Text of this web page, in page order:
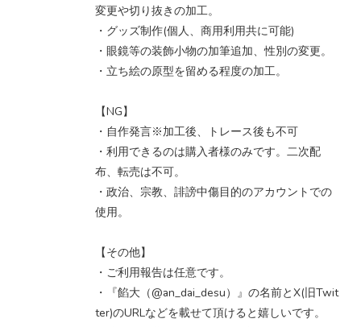
変更や切り抜きの加工。
・グッズ制作(個人、商用利用共に可能)
・眼鏡等の装飾小物の加筆追加、性別の変更。
・立ち絵の原型を留める程度の加工。
【NG】
・自作発言※加工後、トレース後も不可
・利用できるのは購入者様のみです。二次配
布、転売は不可。
・政治、宗教、誹謗中傷目的のアカウントでの
使用。
【その他】
・ご利用報告は任意です。
・『餡大（@an_dai_desu）』の名前とX(旧Twit
ter)のURLなどを載せて頂けると嬉しいです。